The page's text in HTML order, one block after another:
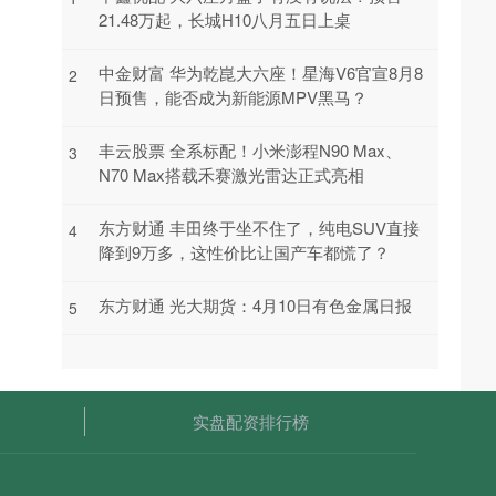
21.48万起，长城H10八月五日上桌
2
中金财富 华为乾崑大六座！星海V6官宣8月8
日预售，能否成为新能源MPV黑马？
3
丰云股票 全系标配！小米澎程N90 Max、
N70 Max搭载禾赛激光雷达正式亮相
4
东方财通 丰田终于坐不住了，纯电SUV直接
降到9万多，这性价比让国产车都慌了？
5 东方财通 光大期货：4月10日有色金属日报
实盘配资排行榜